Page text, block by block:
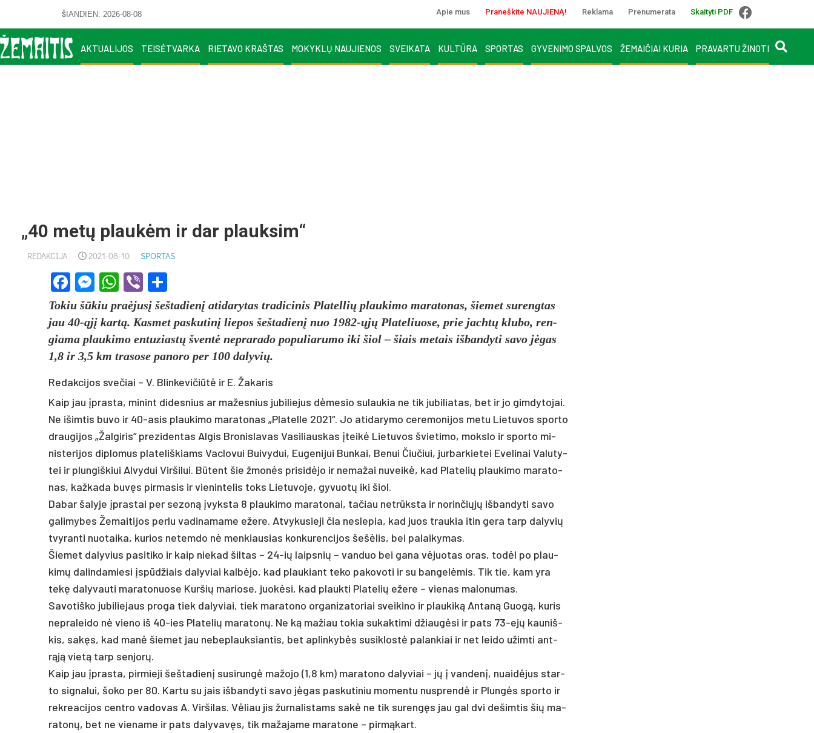
ŠIANDIEN: 2026-08-08 Apie mus Praneškite NAUJIENĄ! Reklama Prenumerata Skaityti PDF
AKTUALIJOS TEISĖTVARKA RIETAVO KRAŠTAS MOKYKLŲ NAUJIENOS SVEIKATA KULTŪRA SPORTAS GYVENIMO SPALVOS ŽEMAIČIAI KURIA PRAVARTU ŽINOTI
„40 metų plaukėm ir dar plauksim“
REDAKCIJA 2021-08-10 SPORTAS
Facebook
Messenger
WhatsApp
Viber
To­kiu šūkiu pra­ėjusį šeš­ta­dienį ati­da­ry­tas tra­di­ci­nis Pla­tel­lių plau­ki­mo ma­ra­to­nas, šie­met su­reng­tas
jau 40-ąjį kartą. Kas­met pa­sku­tinį lie­pos šeš­ta­dienį nuo 1982-ųjų Pla­te­liuo­se, prie jachtų klu­bo, ren­
gia­ma plau­ki­mo en­tu­ziastų šventė ne­pra­ra­do po­pu­lia­ru­mo iki šiol – šiais me­tais iš­ban­dy­ti sa­vo jėgas
1,8 ir 3,5 km tra­so­se pa­no­ro per 100 da­ly­vių.
Redakcijos svečiai – V. Blinkevičiūtė ir E. Žakaris
Kaip jau įpras­ta, mi­nint di­des­nius ar ma­žes­nius ju­bi­lie­jus dėme­sio su­lau­kia ne tik ju­bi­lia­tas, bet ir jo gim­dy­to­jai.
Ne išim­tis bu­vo ir 40-asis plau­ki­mo ma­ra­to­nas „Pla­tel­le 2021“. Jo ati­da­ry­mo ce­re­mo­ni­jos me­tu Lie­tu­vos spor­to
drau­gi­jos „Žal­gi­ris“ pre­zi­den­tas Al­gis Bro­nis­la­vas Va­si­liaus­kas įteikė Lie­tu­vos švie­ti­mo, moks­lo ir spor­to mi­
nis­te­ri­jos dip­lo­mus pla­te­liš­kiams Vac­lo­vui Bui­vy­dui, Eu­ge­ni­jui Bun­kai, Be­nui Čiu­čiui, jur­bar­kie­tei Eve­li­nai Va­lu­ty­
tei ir plun­giš­kiui Al­vy­dui Vir­ši­lui. Būtent šie žmonės pri­si­dėjo ir ne­ma­žai nu­veikė, kad Pla­te­lių plau­ki­mo ma­ra­to­
nas, kaž­ka­da buvęs pir­ma­sis ir vie­nin­te­lis toks Lie­tu­vo­je, gy­vuotų iki šiol.
Da­bar ša­ly­je įpras­tai per se­zoną įvyks­ta 8 plau­ki­mo ma­ra­to­nai, ta­čiau ne­trūksta ir no­rin­čiųjų iš­ban­dy­ti sa­vo
ga­li­my­bes Že­mai­ti­jos per­lu va­di­na­ma­me eže­re. At­vy­ku­sie­ji čia ne­sle­pia, kad juos trau­kia itin ge­ra tarp da­ly­vių
tvy­ran­ti nuo­tai­ka, ku­rios ne­tem­do nė men­kiau­sias kon­ku­ren­ci­jos šešė­lis, bei pa­lai­ky­mas.
Šie­met da­ly­vius pa­si­ti­ko ir kaip nie­kad šil­tas – 24-ių laips­nių – van­duo bei ga­na vėjuo­tas oras, todėl po plau­
kimų da­lin­da­mie­si įspūdžiais da­ly­viai kalbė­jo, kad plau­kiant te­ko pa­ko­vo­ti ir su ban­gelė­mis. Tik tie, kam yra
tekę da­ly­vau­ti ma­ra­to­nuo­se Kur­šių ma­rio­se, juokė­si, kad plauk­ti Pla­te­lių eže­re – vie­nas ma­lo­nu­mas.
Sa­vo­tiš­ko ju­bi­lie­jaus pro­ga tiek da­ly­viai, tiek ma­ra­to­no or­ga­ni­za­to­riai svei­ki­no ir plau­kiką An­taną Guogą, ku­ris
ne­pra­lei­do nė vie­no iš 40-ies Pla­te­lių ma­ra­tonų. Ne ką ma­žiau to­kia su­kak­ti­mi džiaugė­si ir pats 73-ejų kau­niš­
kis, sakęs, kad manė šie­met jau ne­bep­lauk­sian­tis, bet ap­lin­kybės su­si­klostė pa­lan­kiai ir net lei­do užim­ti ant­
rąją vietą tarp sen­jorų.
Kaip jau įpras­ta, pir­mie­ji šeš­ta­dienį susirungė ma­žo­jo (1,8 km) ma­ra­to­no da­ly­viai – jų į van­denį, nuaidė­jus star­
to sig­na­lui, šo­ko per 80. Kar­tu su jais iš­ban­dy­ti sa­vo jėgas pa­sku­ti­niu mo­men­tu nu­sprendė ir Plungės spor­to ir
rek­rea­ci­jos cent­ro va­do­vas A. Vir­ši­las. Vėliau jis žur­na­lis­tams sakė ne tik su­rengęs jau gal dvi de­šim­tis šių ma­
ra­tonų, bet ne vie­na­me ir pa­ts da­ly­vavęs, tik ma­ža­ja­me ma­ra­to­ne – pirmą­kart.